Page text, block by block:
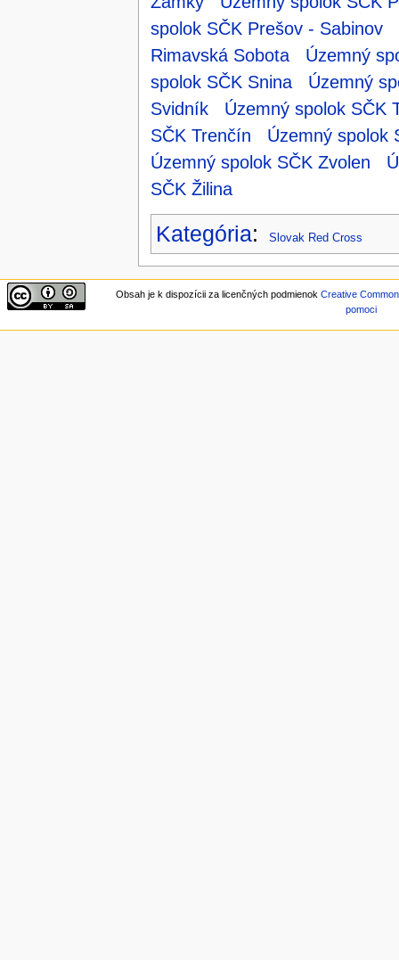
spolok SČK Prešov - Sabinov
Rimavská Sobota
Územný
spolok SČK Snina
Územný
Svidník
Územný spolok SČK
SČK Trenčín
Územný spolok
Územný spolok SČK Zvolen
SČK Žilina
Kategória: Slovak Red Cross
Obsah je k dispozícii za licenčných podmienok Creative
pomoci